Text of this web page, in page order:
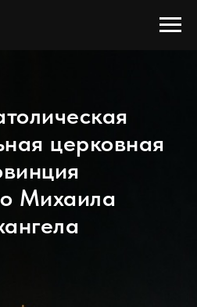
церковная
Михаила